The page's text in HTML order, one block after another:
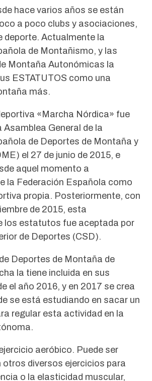
hace varios años se están
a poco clubs y asociaciones,
deporte. Actualmente la
de Montañismo, y las
Montaña Autonómicas la
ESTATUTOS como una
más.
«Marcha Nórdica» fue
Asamblea General de la
de Deportes de Montaña y
el 27 de junio de 2015, e
aquel momento a
la Federación Española como
propia. Posteriormente, con
de 2015, esta
los estatutos fue aceptada por
de Deportes (CSD).
Deportes de Montaña de
la tiene incluida en sus
el año 2016, y en 2017 se crea
se está estudiando en sacar un
regular esta actividad en la
aeróbico. Puede ser
otros diversos ejercicios para
o la elasticidad muscular,